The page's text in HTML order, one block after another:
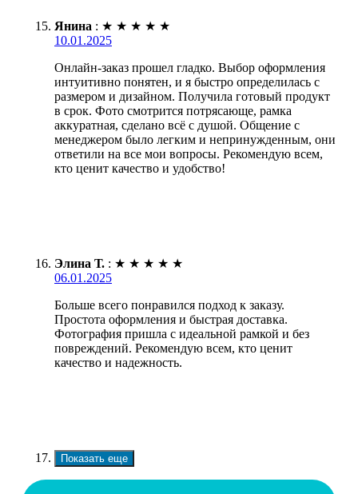
Янина : ★ ★ ★ ★ ★
10.01.2025
Онлайн-заказ прошел гладко. Выбор оформления
интуитивно понятен, и я быстро определилась с
размером и дизайном. Получила готовый продукт
в срок. Фото смотрится потрясающе, рамка
аккуратная, сделано всё с душой. Общение с
менеджером было легким и непринужденным, они
ответили на все мои вопросы. Рекомендую всем,
кто ценит качество и удобство!
Элина Т. : ★ ★ ★ ★ ★
06.01.2025
Больше всего понравился подход к заказу.
Простота оформления и быстрая доставка.
Фотография пришла с идеальной рамкой и без
повреждений. Рекомендую всем, кто ценит
качество и надежность.
Показать еще